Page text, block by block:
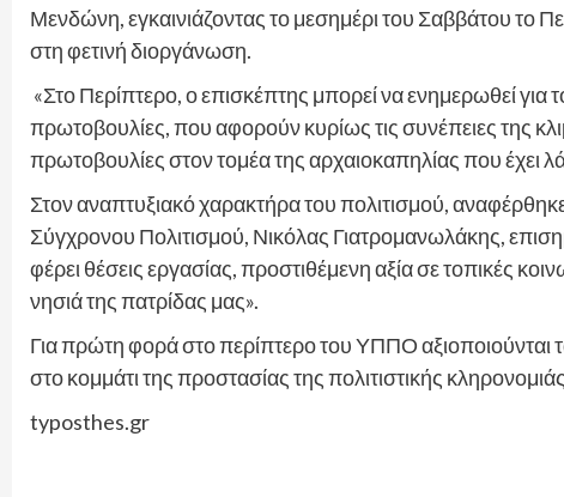
Μενδώνη, εγκαινιάζοντας το μεσημέρι του Σαββάτου
στη φετινή διοργάνωση.
«Στο Περίπτερο, ο επισκέπτης μπορεί να ενημερωθεί για
πρωτοβουλίες, που αφορούν κυρίως τις συνέπειες της
πρωτοβουλίες στον τομέα της αρχαιοκαπηλίας που έχει
Στον αναπτυξιακό χαρακτήρα του πολιτισμού,
Σύγχρονου Πολιτισμού, Νικόλας Γιατρομανωλάκης,
φέρει θέσεις εργασίας, προστιθέμενη αξία σε τοπικές
νησιά της πατρίδας μας».
Για πρώτη φορά στο περίπτερο του ΥΠΠΟ
στο κομμάτι της προστασίας της πολιτιστικής
typosthes.gr